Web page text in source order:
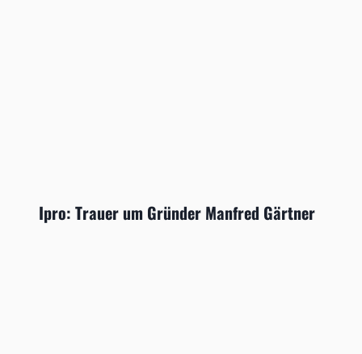
Ipro: Trauer um Gründer Manfred Gärtner